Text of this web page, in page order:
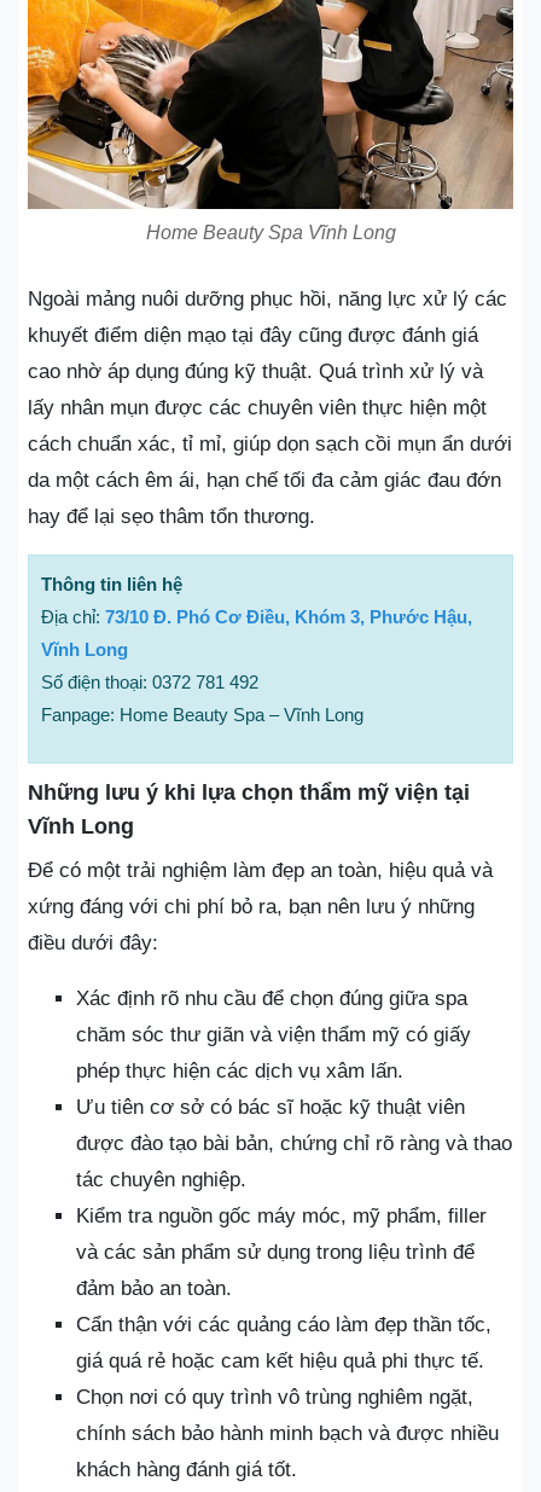
Home Beauty Spa Vĩnh Long
Ngoài mảng nuôi dưỡng phục hồi, năng lực xử lý các
khuyết điểm diện mạo tại đây cũng được đánh giá
cao nhờ áp dụng đúng kỹ thuật. Quá trình xử lý và
lấy nhân mụn được các chuyên viên thực hiện một
cách chuẩn xác, tỉ mỉ, giúp dọn sạch cồi mụn ẩn dưới
da một cách êm ái, hạn chế tối đa cảm giác đau đớn
hay để lại sẹo thâm tổn thương.
Thông tin liên hệ
Địa chỉ: 73/10 Đ. Phó Cơ Điều, Khóm 3, Phước Hậu,
Vĩnh Long
Số điện thoại: 0372 781 492
Fanpage: Home Beauty Spa – Vĩnh Long
Những lưu ý khi lựa chọn thẩm mỹ viện tại
Vĩnh Long
Để có một trải nghiệm làm đẹp an toàn, hiệu quả và
xứng đáng với chi phí bỏ ra, bạn nên lưu ý những
điều dưới đây:
Xác định rõ nhu cầu để chọn đúng giữa spa
chăm sóc thư giãn và viện thẩm mỹ có giấy
phép thực hiện các dịch vụ xâm lấn.
Ưu tiên cơ sở có bác sĩ hoặc kỹ thuật viên
được đào tạo bài bản, chứng chỉ rõ ràng và thao
tác chuyên nghiệp.
Kiểm tra nguồn gốc máy móc, mỹ phẩm, filler
và các sản phẩm sử dụng trong liệu trình để
đảm bảo an toàn.
Cẩn thận với các quảng cáo làm đẹp thần tốc,
giá quá rẻ hoặc cam kết hiệu quả phi thực tế.
Chọn nơi có quy trình vô trùng nghiêm ngặt,
chính sách bảo hành minh bạch và được nhiều
khách hàng đánh giá tốt.